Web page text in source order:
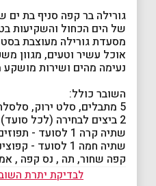
גורילה בר קפה סניף בת ים
של הים הכחול והשקיעות
מסעדת גורילה מעוצבת
אוכל עשיר וטעים, מגוון
נעימה מהים ושירות
השובר כולל:
5 מתבלים, סלט ירוק, סלסלת לחמים
2 ביצים לבחירה (לכל סועד)
שתיה קרה 1 לסועד - תפוזים / לימונדה
שתיה חמה 1
קפה שחור, תה , נס קפה ,
לבדיקת יתרת